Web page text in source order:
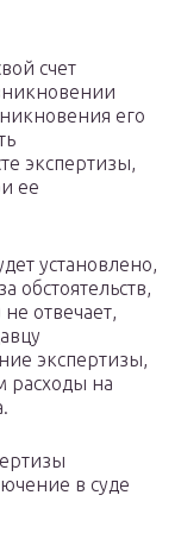
счет
его
экспертизы,
ее
установлено,
обстоятельств,
отвечает,
экспертизы,
расходы на
в суде